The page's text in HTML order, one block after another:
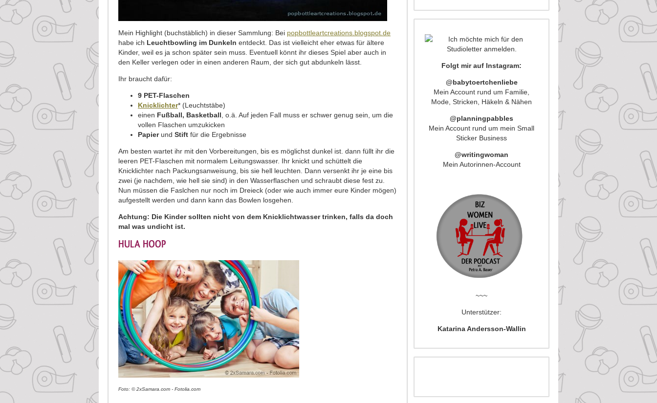
Folgt mir auf Instagram:
@babytoertchenliebe
Mein Account rund um Familie,
Mode, Stricken, Häkeln & Nähen
@planningpabbles
Mein Account rund um mein Small
Sticker Business
@writingwoman
Mein Autorinnen-Account
~~~
Unterstützer:
Katarina Andersson-Wallin
Mein Highlight (buchstäblich) in dieser Sammlung: Bei popbottleartcreations.blogspot.de
habe ich Leuchtbowling im Dunkeln entdeckt. Das ist vielleicht eher etwas für ältere
Kinder, weil es ja schon später sein muss. Eventuell könnt ihr dieses Spiel aber auch in
den Keller verlegen oder in einen anderen Raum, der sich gut abdunkeln lässt.
Ihr braucht dafür:
9 PET-Flaschen
Knicklichter* (Leuchtstäbe)
einen Fußball, Basketball , o.ä. Auf jeden Fall muss er schwer genug sein, um die
vollen Flaschen umzukicken
Papier und Stift für die Ergebnisse
Am besten wartet ihr mit den Vorbereitungen, bis es möglichst dunkel ist. dann füllt ihr die
leeren PET-Flaschen mit normalem Leitungswasser. Ihr knickt und schüttelt die
Knicklichter nach Packungsanweisung, bis sie hell leuchten. Dann versenkt ihr je eine bis
zwei (je nachdem, wie hell sie sind) in den Wasserflaschen und schraubt diese fest zu.
Nun müssen die Faslchen nur noch im Dreieck (oder wie auch immer eure Kinder mögen)
aufgestellt werden und dann kann das Bowlen losgehen.
Achtung: Die Kinder sollten nicht von dem Knicklichtwasser trinken, falls da doch
mal was undicht ist.
HULA HOOP
Foto: © 2xSamara.com - Fotolia.com